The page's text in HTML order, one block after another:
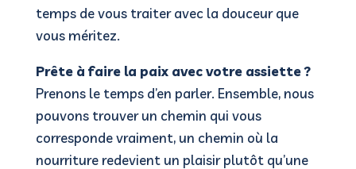
temps de vous traiter avec la douceur que
vous méritez.
Prête à faire la paix avec votre assiette ?
Prenons le temps d’en parler. Ensemble, nous
pouvons trouver un chemin qui vous
corresponde vraiment, un chemin où la
nourriture redevient un plaisir plutôt qu’une